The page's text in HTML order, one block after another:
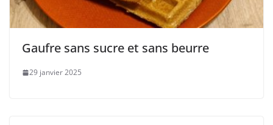
Gaufre sans sucre et sans beurre
29 janvier 2025